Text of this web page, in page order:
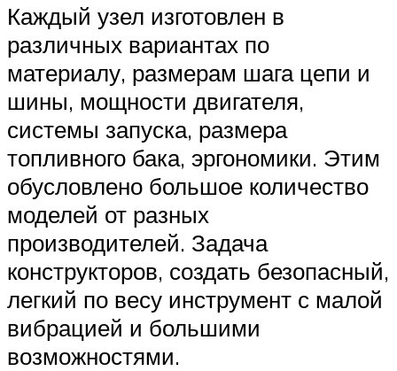
Каждый узел изготовлен в
различных вариантах по
материалу, размерам шага цепи и
шины, мощности двигателя,
системы запуска, размера
топливного бака, эргономики. Этим
обусловлено большое количество
моделей от разных
производителей. Задача
конструкторов, создать безопасный,
легкий по весу инструмент с малой
вибрацией и большими
возможностями.